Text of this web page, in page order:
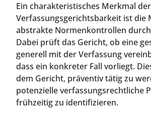
Ein charakteristisches Merkmal der
Verfassungsgerichtsbarkeit ist die
abstrakte Normenkontrollen
Dabei prüft das Gericht, ob eine
generell mit der Verfassung
dass ein konkreter Fall vorliegt.
dem Gericht, präventiv tätig zu
potenzielle verfassungsrechtliche
frühzeitig zu identifizieren.